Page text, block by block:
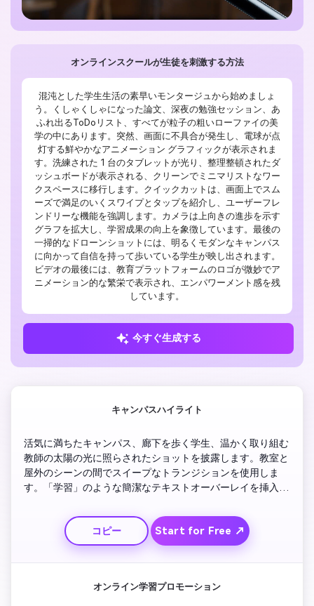
オンラインスクールが生徒を刺激する方法
混沌とした学生生活の素早いモンタージュから始めましょ
う。くしゃくしゃになった論文、深夜の勉強セッション、あ
ふれ出るToDoリスト、すべてが粒子の粗いローファイの美
学の中にあります。突然、画面に不具合が発生し、電球が点
灯する鮮やかなアニメーション グラフィックが表示されま
す。洗練された 1 台のタブレットが光り、整理整頓されたダ
ッシュボードが表示される、クリーンでミニマリストなワー
クスペースに移行します。クイックカットは、画面上でスム
ーズで満足のいくスワイプとタップを紹介し、ユーザーフレ
ンドリーな機能を強調します。カメラは上向きの進歩を示す
グラフを拡大し、学習成果の向上を象徴しています。最後の
一掃的なドローンショットには、明るくモダンなキャンパス
に向かって自信を持って歩いている学生が映し出されます。
ビデオの最後には、教育プラットフォームのロゴが微妙でア
ニメーション的な繁栄で表示され、エンパワーメント感を残
しています。
今すぐ生成する
キャンパスハイライト
活気に満ちたキャンパス、廊下を歩く学生、温かく取り組む
教師の太陽の光に照らされたショットを披露します。教室と
屋外のシーンの間でスイープなトランジションを使用しま
す。「学習」のような簡潔なテキストオーバーレイを挿入し
を追加します。強力なロゴの公開と登録を招待するCTAで終
わります。ダイナミックでありながら安心できるペースを維
持し、短いソーシャルビデオのプロモーションに最適です。
コピー Start for Free ↗
オンライン学習プロモーション